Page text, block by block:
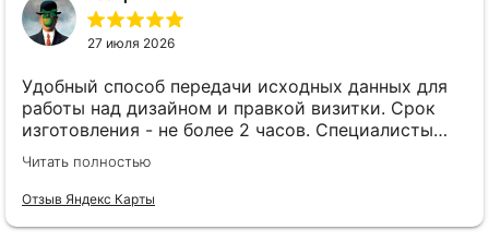
27 июля 2026
Удобный способ передачи исходных данных для
работы над дизайном и правкой визитки. Срок
изготовления - не более 2 часов. Специалисты
компетентные. Офис находится в удобном месте,
найти не составило труда.
Читать полностью
Отзыв Яндекс Карты